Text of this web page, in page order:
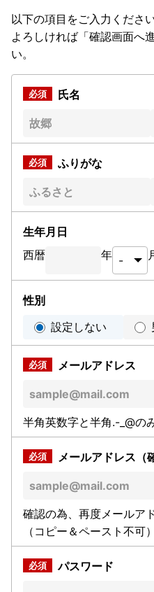
以下の項目をご入力ください
よろしければ「確認画面へ
い。
氏名
ふりがな
生年月日
西暦
年
性別
設定しない
メールアドレス
半角英数字と半角.-_@の
メールアドレス（
確認の為、再度メールア
（コピー＆ペースト不可）
パスワード